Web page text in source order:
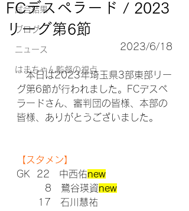
試合結果
ブログ
ニュース
はまちゃん監督の視点
FCデスペラード / 2023
リーグ第6節
2023/6/18
本日は2023年埼玉県3部東部リー
グ第6節が行われました。FCデスペ
ラードさん、審判団の皆様、本部の
皆様、ありがとうございました。
【スタメン】
GK  22　中西佑new
        8　鷺谷瑛資
new
      17　石川慧祐